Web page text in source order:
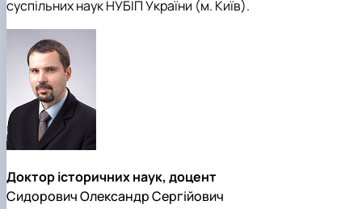
суспільних наук НУБІП України (м. Київ).
Доктор історичних наук, доцент
Сидорович Олександр Сергійович